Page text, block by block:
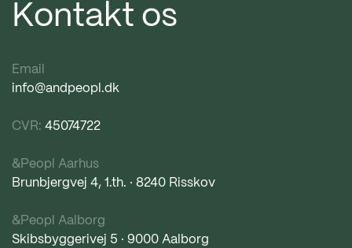
Kontakt os
Email
info@andpeopl.dk
CVR: 45074722
&Peopl Aarhus
Brunbjergvej 4, 1.th. · 8240 Risskov
&Peopl Aalborg
Skibsbyggerivej 5 · 9000 Aalborg